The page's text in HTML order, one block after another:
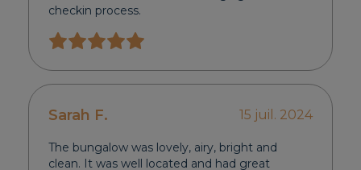
checkin process.
Sarah F. 15 juil. 2024
The bungalow was lovely, airy, bright and
clean. It was well located and had great